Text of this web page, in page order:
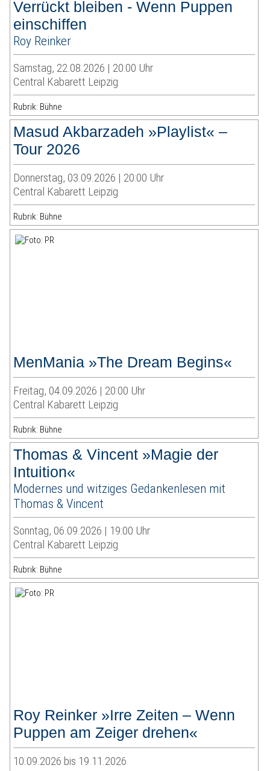
Verrückt bleiben - Wenn Puppen
einschiffen
Roy Reinker
Samstag, 22.08.2026 | 20:00 Uhr
Central Kabarett Leipzig
Rubrik: Bühne
Masud Akbarzadeh »Playlist« –
Tour 2026
Donnerstag, 03.09.2026 | 20:00 Uhr
Central Kabarett Leipzig
Rubrik: Bühne
MenMania »The Dream Begins«
Freitag, 04.09.2026 | 20:00 Uhr
Central Kabarett Leipzig
Rubrik: Bühne
Thomas & Vincent »Magie der
Intuition«
Modernes und witziges Gedankenlesen mit
Thomas & Vincent
Sonntag, 06.09.2026 | 19:00 Uhr
Central Kabarett Leipzig
Rubrik: Bühne
Roy Reinker »Irre Zeiten – Wenn
Puppen am Zeiger drehen«
10.09.2026 bis 19.11.2026